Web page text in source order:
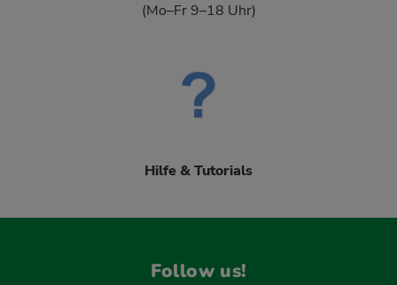
(Mo–Fr 9–18 Uhr)
Hilfe & Tutorials
Follow us!